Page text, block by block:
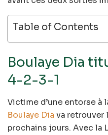
Table of Contents
Boulaye Dia
4-2-3-1
Victime d’une entorse à
Boulaye Dia va retrouver
prochains jours. Avec la